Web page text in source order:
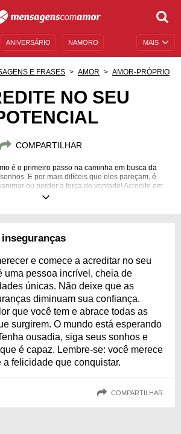
MAIS
ANIVERSÁRIO NAMORO
MENSAGENS DE ANIVERSÁRIO
E FRASES AMOR AMOR-PRÓPRIO
NO SEU
COMPARTILHAR
é o primeiro passo na caminha em busca da
E por mais difíceis que eles pareçam, é
ou perder a força de vontade! Acredite em
e continue lutando pelos seus desejos!
e comece a acreditar no seu
uma pessoa incrível, cheia de
únicas. Não deixe que as
diminuam sua confiança.
que você tem e abrace todas as
surgirem. O mundo está esperando
ousadia, siga seus sonhos e
é capaz. Lembre-se: você merece
a felicidade que conquistar.
COMPARTILHAR